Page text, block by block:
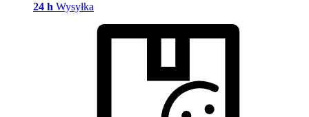
24 h Wysyłka